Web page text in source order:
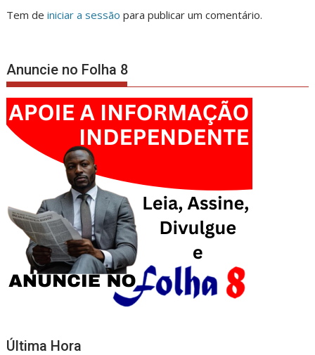
Tem deiniciar a sessão para publicar um comentário.
Anuncie no Folha 8
Última Hora